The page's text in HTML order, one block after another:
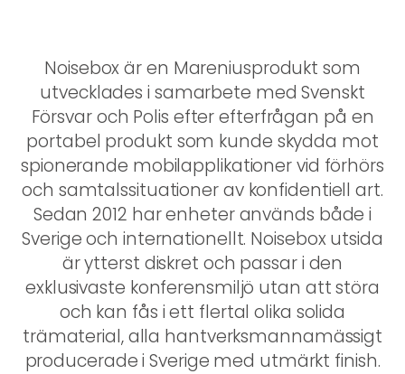
Noisebox är en Mareniusprodukt som
utvecklades i samarbete med Svenskt
Försvar och Polis efter efterfrågan på en
portabel produkt som kunde skydda mot
spionerande mobilapplikationer vid förhörs
och samtalssituationer av konfidentiell art.
Sedan 2012 har enheter används både i
Sverige och internationellt. Noisebox utsida
är ytterst diskret och passar i den
exklusivaste konferensmiljö utan att störa
och kan fås i ett flertal olika solida
trämaterial, alla hantverksmannamässigt
producerade i Sverige med utmärkt finish.